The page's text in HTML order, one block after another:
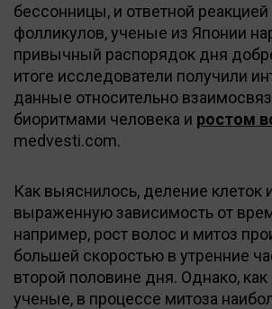
бессонницы, и ответной
фолликулов, ученые из Японии
привычный распорядок дня
итоге исследователи получили
данные относительно
биоритмами человека и ростом
medvesti.com.
Как выяснилось, деление клеток
выраженную зависимость от
например, рост волос и митоз
большей скоростью в утренние
второй половине дня. Однако,
ученые, в процессе митоза